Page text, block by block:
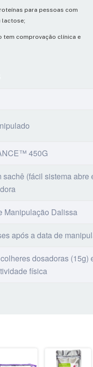
para pessoas com
lactose;
tem comprovação clínica e
450G
sachê (fácil sistema
Manipulação Dalissa
após a data de
dosadoras
física